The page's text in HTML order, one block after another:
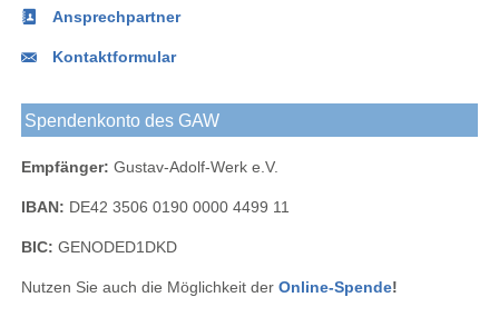
Ansprechpartner
Kontaktformular
Spendenkonto des GAW
Empfänger: Gustav-Adolf-Werk e.V.
IBAN: DE42 3506 0190 0000 4499 11
BIC: GENODED1DKD
Nutzen Sie auch die Möglichkeit der Online-Spende!